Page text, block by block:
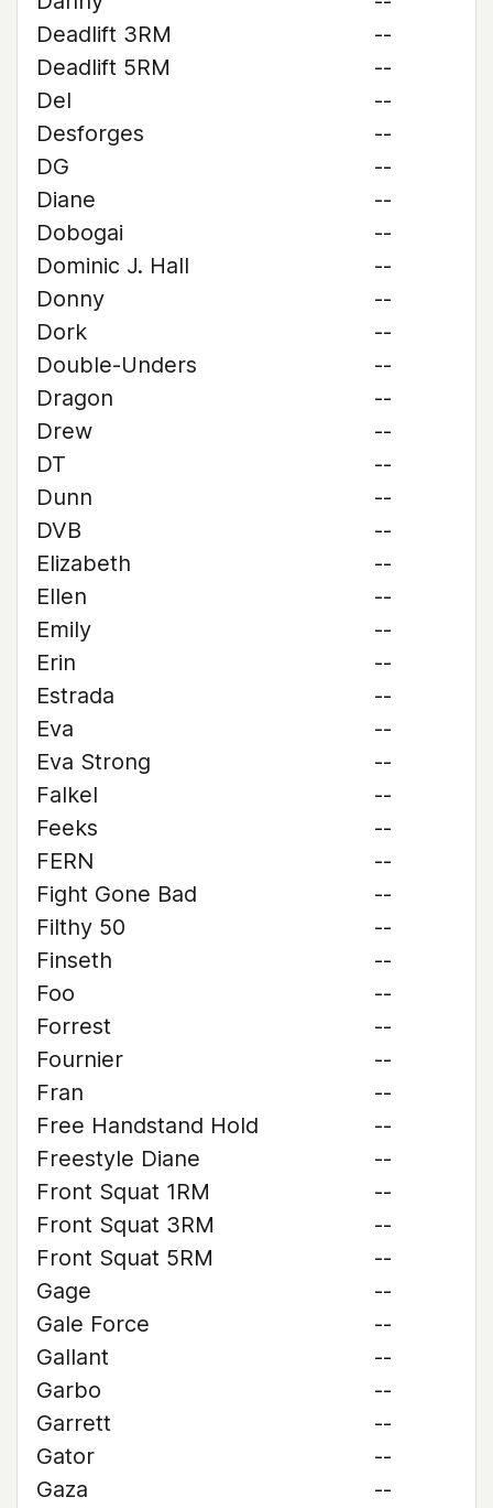
Deadlift 3RM
--
Deadlift 5RM
--
Del
--
Desforges
--
DG
--
Diane
--
Dobogai
--
Dominic J. Hall
--
Donny
--
Dork
--
Double-Unders
--
Dragon
--
Drew
--
DT
--
Dunn
--
DVB
--
Elizabeth
--
Ellen
--
Emily
--
Erin
--
Estrada
--
Eva
--
Eva Strong
--
Falkel
--
Feeks
--
FERN
--
Fight Gone Bad
--
Filthy 50
--
Finseth
--
Foo
--
Forrest
--
Fournier
--
Fran
--
Free Handstand Hold
--
Freestyle Diane
--
Front Squat 1RM
--
Front Squat 3RM
--
Front Squat 5RM
--
Gage
--
Gale Force
--
Gallant
--
Garbo
--
Garrett
--
Gator
--
Gaza
--